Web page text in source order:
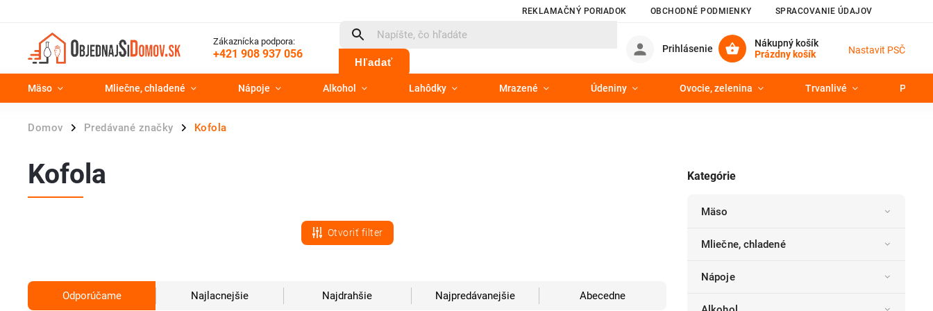
REKLAMAČNÝ PORIADOK OBCHODNÉ PODMIENKY SPRACOVANIE ÚDAJOV
Zákaznícka podpora:
+421 908 937 056
Hľadať
Nákupný košík
Prázdny košík
Nastavit PSČ
Prihlásenie
Mäso Mliečne, chladené Nápoje Alkohol Lahôdky Mrazené Údeniny Ovocie, zelenina Trvanlivé
Domov / Predávané značky / Kofola
Kategórie
Mäso
Mliečne, chladené
Nápoje
Kofola
Otvoriť filter
Odporúčame Najlacnejšie Najdrahšie Najpredávanejšie Abecedne